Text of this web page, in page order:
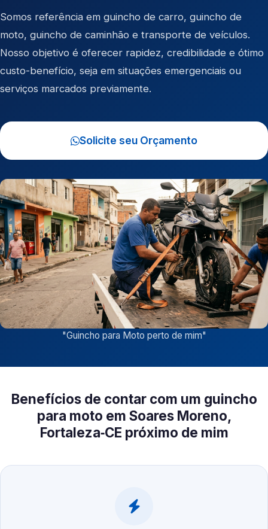
Somos referência em guincho de carro, guincho de
moto, guincho de caminhão e transporte de veículos.
Nosso objetivo é oferecer rapidez, credibilidade e ótimo
custo-benefício, seja em situações emergenciais ou
serviços marcados previamente.
Solicite seu Orçamento
"Guincho para Moto perto de mim"
Benefícios de contar com um guincho
para moto em Soares Moreno,
Fortaleza‑CE próximo de mim